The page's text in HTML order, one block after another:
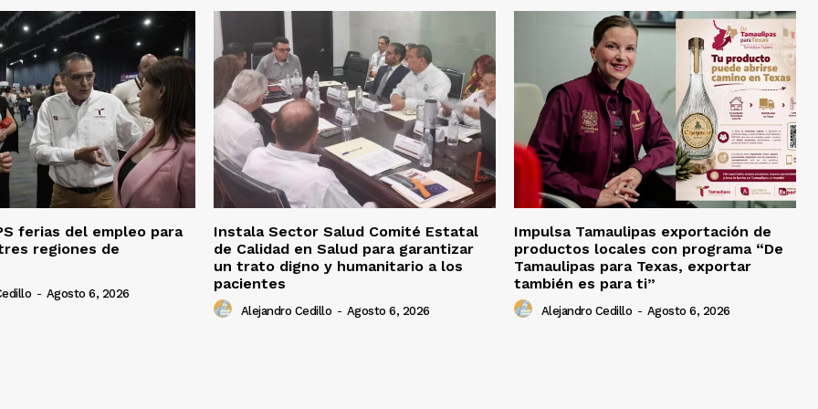
ferias del empleo para
regiones de
- Agosto 6, 2026
Instala Sector Salud Comité Estatal
de Calidad en Salud para garantizar
un trato digno y humanitario a los
pacientes
Alejandro Cedillo - Agosto 6, 2026
Impulsa Tamaulipas exportación de
productos locales con programa “De
Tamaulipas para Texas, exportar
también es para ti”
Alejandro Cedillo - Agosto 6, 2026